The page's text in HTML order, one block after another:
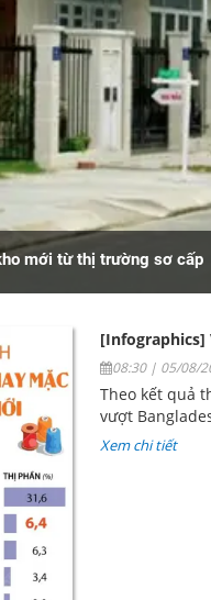
mới từ thị trường sơ cấp
08:30 | 05/08/
Theo kết quả
vượt
Xem chi tiết